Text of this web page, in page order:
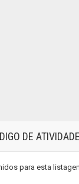
DE
para esta